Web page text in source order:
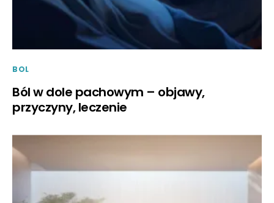
BOL
Ból w dole pachowym – objawy,
przyczyny, leczenie